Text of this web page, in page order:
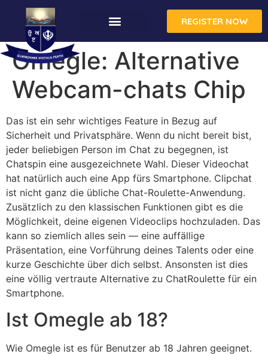
REGISTER NOW
Omegle: Alternative
Webcam-chats Chip
Das ist ein sehr wichtiges Feature in Bezug auf
Sicherheit und Privatsphäre. Wenn du nicht bereit bist,
jeder beliebigen Person im Chat zu begegnen, ist
Chatspin eine ausgezeichnete Wahl. Dieser Videochat
hat natürlich auch eine App fürs Smartphone. Clipchat
ist nicht ganz die übliche Chat-Roulette-Anwendung.
Zusätzlich zu den klassischen Funktionen gibt es die
Möglichkeit, deine eigenen Videoclips hochzuladen. Das
kann so ziemlich alles sein — eine auffällige
Präsentation, eine Vorführung deines Talents oder eine
kurze Geschichte über dich selbst. Ansonsten ist dies
eine völlig vertraute Alternative zu ChatRoulette für ein
Smartphone.
Ist Omegle ab 18?
Wie Omegle ist es für Benutzer ab 18 Jahren geeignet.